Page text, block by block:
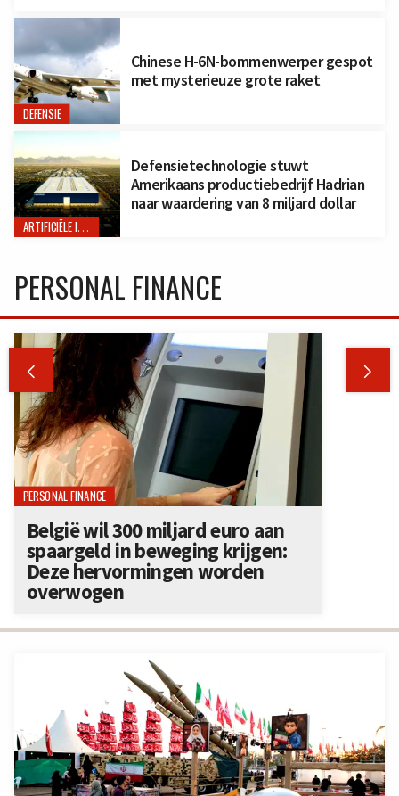
DEFENSIE
Chinese H-6N-bommenwerper gespot
met mysterieuze grote raket
ARTIFICIËLE INTELLIGENTIE
Defensietechnologie stuwt
Amerikaans productiebedrijf Hadrian
naar waardering van 8 miljard dollar
PERSONAL FINANCE
 
PERSONAL FINANCE
België wil 300 miljard euro aan
spaargeld in beweging krijgen:
Deze hervormingen worden
overwogen